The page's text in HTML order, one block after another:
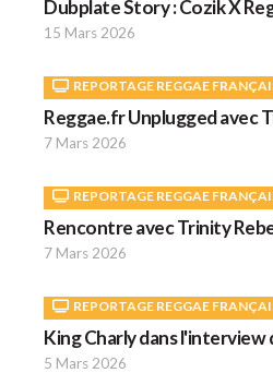
Dubplate Story : Cozik X
15 Mars 2026
REPORTAGE REGGAE
Reggae.fr Unplugged avec
7 Mars 2026
REPORTAGE REGGAE
Rencontre avec Trinity
7 Mars 2026
REPORTAGE REGGAE
King Charly dans l'interview
5 Mars 2026